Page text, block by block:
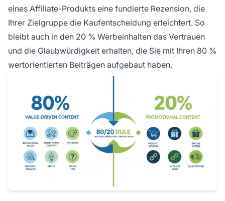
eines Affiliate-Produkts eine fundierte Rezension, die
Ihrer Zielgruppe die Kaufentscheidung erleichtert. So
bleibt auch in den 20 % Werbeinhalten das Vertrauen
und die Glaubwürdigkeit erhalten, die Sie mit Ihren 80 %
wertorientierten Beiträgen aufgebaut haben.